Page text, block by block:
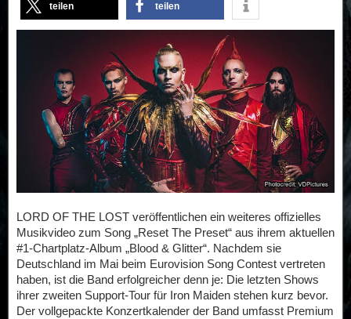
teilen teilen
LORD OF THE LOST veröffentlichen ein weiteres offizielles
Musikvideo zum Song „Reset The Preset“ aus ihrem aktuellen
#1-Chartplatz-Album „Blood & Glitter“. Nachdem sie
Deutschland im Mai beim Eurovision Song Contest vertreten
haben, ist die Band erfolgreicher denn je: Die letzten Shows
ihrer zweiten Support-Tour für Iron Maiden stehen kurz bevor.
Der vollgepackte Konzertkalender der Band umfasst Premium